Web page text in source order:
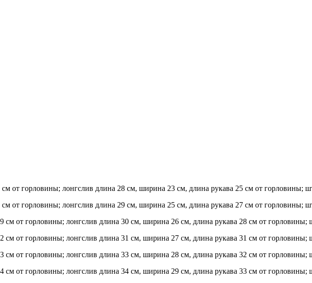
от горловины; лонгслив длина 28 см, ширина 23 см, длина рукава 25 см от горловины;
от горловины; лонгслив длина 29 см, ширина 25 см, длина рукава 27 см от горловины;
см от горловины; лонгслив длина 30 см, ширина 26 см, длина рукава 28 см от
см от горловины; лонгслив длина 31 см, ширина 27 см, длина рукава 31 см от
см от горловины; лонгслив длина 33 см, ширина 28 см, длина рукава 32 см от
см от горловины; лонгслив длина 34 см, ширина 29 см, длина рукава 33 см от